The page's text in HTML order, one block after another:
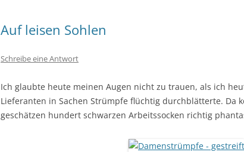
Auf leisen Sohlen
Schreibe eine Antwort
Ich glaubte heute meinen Augen nicht zu trauen, als ich
Lieferanten in Sachen Strümpfe flüchtig durchblätterte. Da
geschätzen hundert schwarzen Arbeitssocken richtig